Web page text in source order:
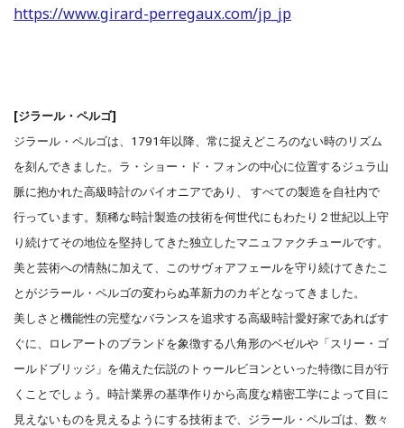
https://www.girard-perregaux.com/jp_jp
[ジラール・ペルゴ]
ジラール・ペルゴは、1791年以降、常に捉えどころのない時のリズム
を刻んできました。ラ・ショー・ド・フォンの中心に位置するジュラ山
脈に抱かれた高級時計のパイオニアであり、 すべての製造を自社内で
行っています。類稀な時計製造の技術を何世代にもわたり２世紀以上守
り続けてその地位を堅持してきた独立したマニュファクチュールです。
美と芸術への情熱に加えて、このサヴォアフェールを守り続けてきたこ
とがジラール・ペルゴの変わらぬ革新力のカギとなってきました。
美しさと機能性の完璧なバランスを追求する高級時計愛好家であればす
ぐに、ロレアートのブランドを象徴する八角形のベゼルや「スリー・ゴ
ールドブリッジ」を備えた伝説のトゥールビヨンといった特徴に目が行
くことでしょう。時計業界の基準作りから高度な精密工学によって目に
見えないものを見えるようにする技術まで、ジラール・ペルゴは、数々